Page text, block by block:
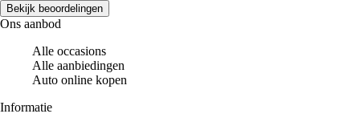
Bekijk beoordelingen
Ons aanbod
Alle occasions
Alle aanbiedingen
Auto online kopen
Informatie